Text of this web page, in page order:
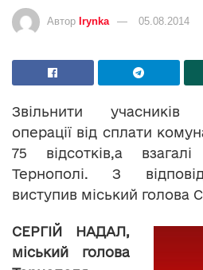
Автор Irynka 05.08.2014
Звільнити учасників
операції від сплати
75 відсотків,а
Тернополі. З
виступив міський голова
СЕРГІЙ НАДАЛ,
міський голова